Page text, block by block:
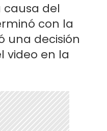
causa del
con la
una decisión
video en la